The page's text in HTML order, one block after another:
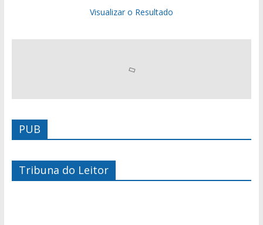
Visualizar o Resultado
PUB
Tribuna do Leitor